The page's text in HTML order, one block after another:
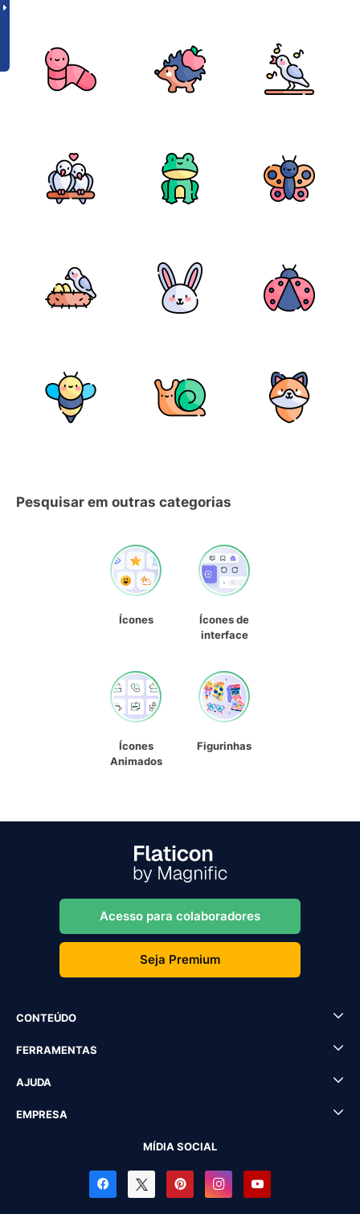
Pesquisar em outras categorias
Ícones
Ícones de
interface
Ícones
Animados
Figurinhas
Acesso para colaboradores
Seja Premium
CONTEÚDO
FERRAMENTAS
AJUDA
EMPRESA
MÍDIA SOCIAL